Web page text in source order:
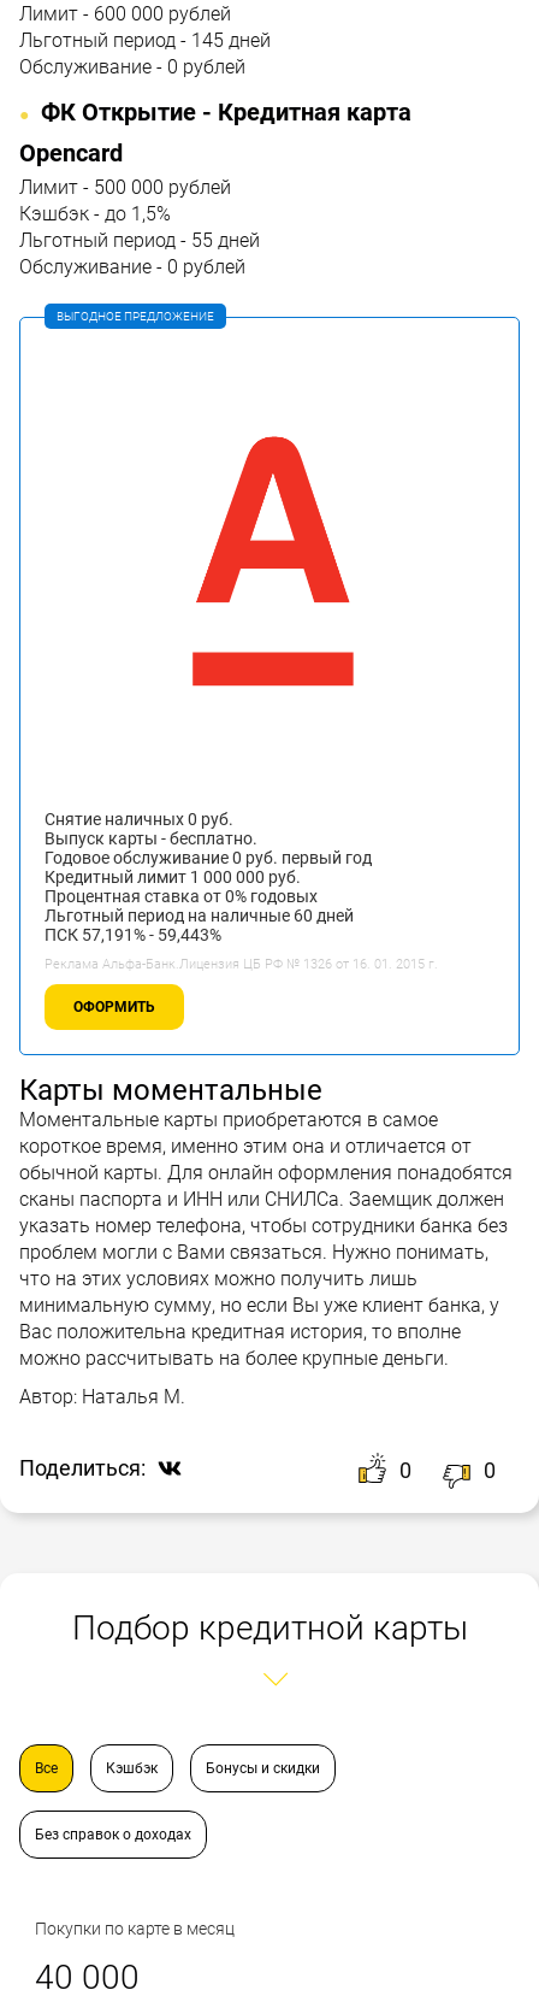
Лимит - 600 000 рублей
Льготный период - 145 дней
Обслуживание - 0 рублей
ФК Открытие - Кредитная карта
Opencard
Лимит - 500 000 рублей
Кэшбэк - до 1,5%
Льготный период - 55 дней
Обслуживание - 0 рублей
ВЫГОДНОЕ ПРЕДЛОЖЕНИЕ
Снятие наличных 0 руб.
Выпуск карты - бесплатно.
Годовое обслуживание 0 руб. первый год
Кредитный лимит 1 000 000 руб.
Процентная ставка от 0% годовых
Льготный период на наличные 60 дней
ПСК 57,191% - 59,443%
Реклама Альфа-Банк.Лицензия ЦБ РФ № 1326 от 16. 01. 2015 г.
ОФОРМИТЬ
Карты моментальные
Моментальные карты приобретаются в самое
короткое время, именно этим она и отличается от
обычной карты. Для онлайн оформления понадобятся
сканы паспорта и ИНН или СНИЛСа. Заемщик должен
указать номер телефона, чтобы сотрудники банка без
проблем могли с Вами связаться. Нужно понимать,
что на этих условиях можно получить лишь
минимальную сумму, но если Вы уже клиент банка, у
Вас положительна кредитная история, то вполне
можно рассчитывать на более крупные деньги.
Автор: Наталья М.
Поделиться: 0 0
Подбор кредитной карты
Все Кэшбэк Бонусы и скидки
Без справок о доходах
Покупки по карте в месяц